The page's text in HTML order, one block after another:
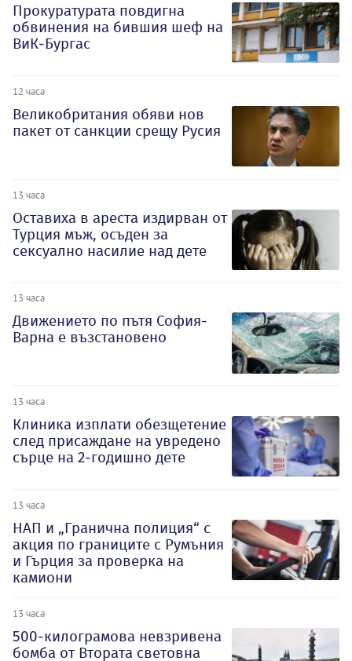
Прокуратурата повдигна
обвинения на бившия шеф на
ВиК-Бургас
12 часа
Великобритания обяви нов
пакет от санкции срещу Русия
13 часа
Оставиха в ареста издирван от
Турция мъж, осъден за
сексуално насилие над дете
13 часа
Движението по пътя София-
Варна е възстановено
13 часа
Клиника изплати обезщетение
след присаждане на увредено
сърце на 2-годишно дете
13 часа
НАП и „Гранична полиция“ с
акция по границите с Румъния
и Гърция за проверка на
камиони
13 часа
500-килограмова невзривена
бомба от Втората световна